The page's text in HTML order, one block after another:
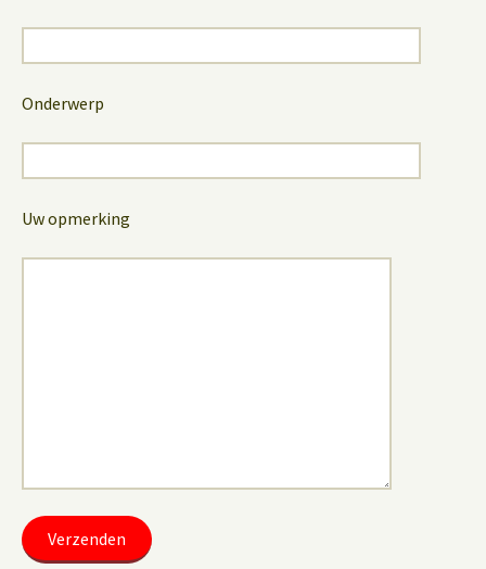
Onderwerp
Uw opmerking